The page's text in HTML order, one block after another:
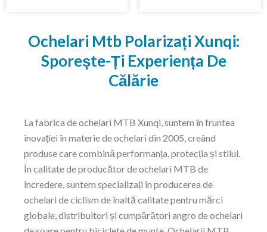
Ochelari Mtb Polarizați Xunqi:
Sporește-Ți Experiența De
Călărie
La fabrica de ochelari MTB Xunqi, suntem în fruntea
inovației în materie de ochelari din 2005, creând
produse care combină performanța, protecția și stilul.
În calitate de producător de ochelari MTB de
încredere, suntem specializați în producerea de
ochelari de ciclism de înaltă calitate pentru mărci
globale, distribuitori și cumpărători angro de ochelari